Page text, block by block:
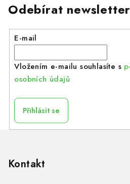
Odebírat newsletter
E-mail
Vložením e-mailu souhlasíte s
osobních údajů
Přihlásit se
Kontakt